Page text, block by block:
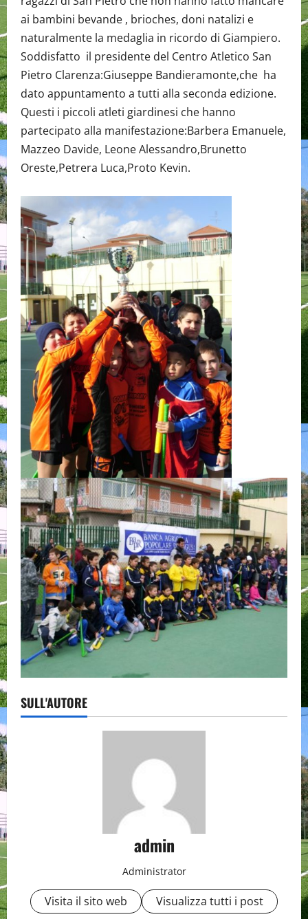
ai bambini bevande , brioches, doni natalizi e
naturalmente la medaglia in ricordo di Giampiero.
Soddisfatto il presidente del Centro Atletico San
Pietro Clarenza:Giuseppe Bandieramonte,che ha
dato appuntamento a tutti alla seconda edizione.
Questi i piccoli atleti giardinesi che hanno
partecipato alla manifestazione:Barbera Emanuele,
Mazzeo Davide, Leone Alessandro,Brunetto
Oreste,Petrera Luca,Proto Kevin.
SULL'AUTORE
admin
Administrator
Visita il sito web Visualizza tutti i post